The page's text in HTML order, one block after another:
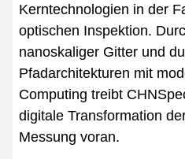
Kerntechnologien in der
optischen Inspektion.
nanoskaliger Gitter und
Pfadarchitekturen mit
Computing treibt
digitale Transformation
Messung voran.